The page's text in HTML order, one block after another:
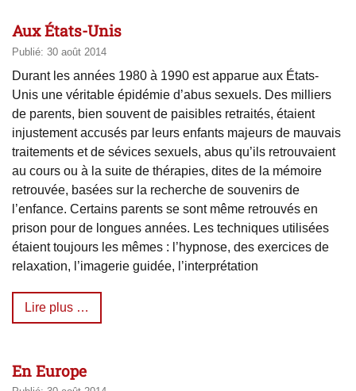
Aux États-Unis
Publié: 30 août 2014
Durant les années 1980 à 1990 est apparue aux États-
Unis une véritable épidémie d’abus sexuels. Des milliers
de parents, bien souvent de paisibles retraités, étaient
injustement accusés par leurs enfants majeurs de mauvais
traitements et de sévices sexuels, abus qu’ils retrouvaient
au cours ou à la suite de thérapies, dites de la mémoire
retrouvée, basées sur la recherche de souvenirs de
l’enfance. Certains parents se sont même retrouvés en
prison pour de longues années. Les techniques utilisées
étaient toujours les mêmes : l’hypnose, des exercices de
relaxation, l’imagerie guidée, l’interprétation
Lire plus …
En Europe